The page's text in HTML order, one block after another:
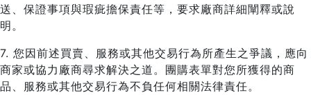
送、保證事項與瑕疵擔保責任等，要求廠商詳細闡釋或說
明。
7. 您因前述買賣、服務或其他交易行為所產生之爭議，應向
商家或協力廠商尋求解決之道。團購表單對您所獲得的商
品、服務或其他交易行為不負任何相關法律責任。